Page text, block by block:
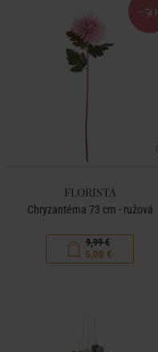
-50
FLORISTA
Chryzantéma 73 cm - ružová
9,99 €
5,00 €